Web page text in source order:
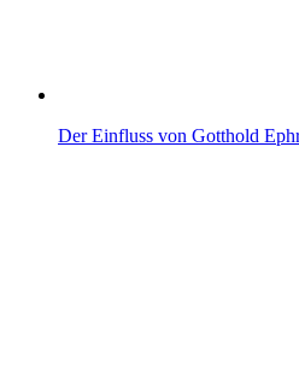
Der Einfluss von Gotthold